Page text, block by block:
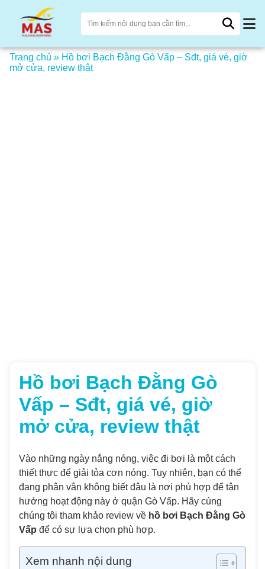
Trang chủ » Hồ bơi Bạch Đằng Gò Vấp – Sđt, giá vé, giờ
mở cửa, review thật
Hồ bơi Bạch Đằng Gò
Vấp – Sđt, giá vé, giờ
mở cửa, review thật
Vào những ngày nắng nóng, việc đi bơi là một cách
thiết thực để giải tỏa cơn nóng. Tuy nhiên, bạn có thể
đang phân vân không biết đâu là nơi phù hợp để tận
hưởng hoạt động này ở quận Gò Vấp. Hãy cùng
chúng tôi tham khảo review về hồ bơi Bạch Đằng Gò
Vấp để có sự lựa chọn phù hợp.
Xem nhanh nội dung